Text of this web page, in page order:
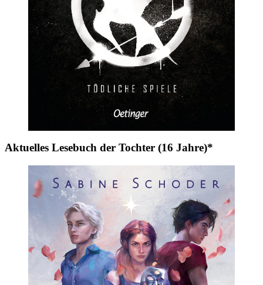
Aktuelles Lesebuch der Tochter (16 Jahre)*